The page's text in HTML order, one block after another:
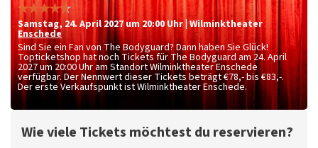
Samstag, 24. April 2027 um 20:00 Uhr |Wilminktheater
Enschede
Sind Sie ein Fan von The Bodyguard? Dann haben Sie Glück!
Topticketshop hat noch Tickets für The Bodyguard am 24. April
2027 um 20:00 Uhr am Standort Wilminktheater Enschede
verfügbar. Der Nennwert dieser Tickets beträgt€78,- bis €83,-.
Der erste Verkaufspunkt ist Wilminktheater Enschede.
Wie viele Tickets möchtest du reservieren?